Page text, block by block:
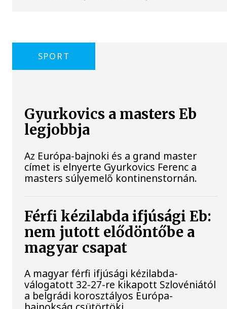
SPORT
Gyurkovics a masters Eb
legjobbja
Az Európa-bajnoki és a grand master
címet is elnyerte Gyurkovics Ferenc a
masters súlyemelő kontinenstornán.
Férfi kézilabda ifjúsági Eb:
nem jutott elődöntőbe a
magyar csapat
A magyar férfi ifjúsági kézilabda-
válogatott 32-27-re kikapott Szlovéniától
a belgrádi korosztályos Európa-